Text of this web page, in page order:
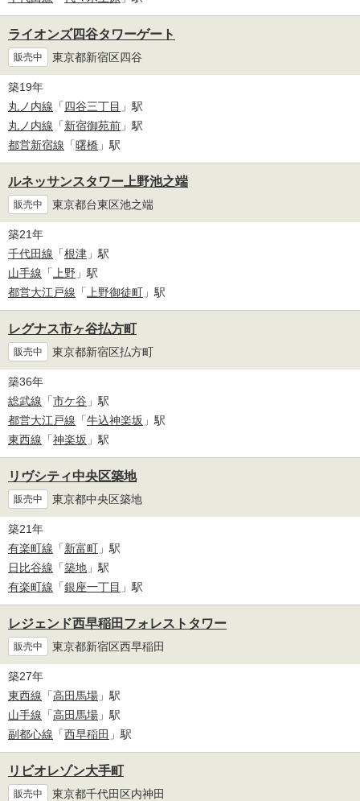
ライオンズ四谷タワーゲート
販売中 東京都新宿区四谷
築19年
丸ノ内線 「四谷三丁目 」駅
丸ノ内線 「新宿御苑前 」駅
都営新宿線 「曙橋 」駅
ルネッサンスタワー上野池之端
販売中 東京都台東区池之端
築21年
千代田線 「根津 」駅
山手線 「 上野 」駅
都営大江戸線 「 上野御徒町 」駅
レグナス市ヶ谷払方町
販売中 東京都新宿区払方町
築36年
総武線 「市ケ谷 」駅
都営大江戸線 「牛込神楽坂 」駅
東西線 「神楽坂 」駅
リヴシティ中央区築地
販売中 東京都中央区築地
築21年
有楽町線 「新富町 」駅
日比谷線 「築地 」駅
有楽町線 「銀座一丁目 」駅
レジェンド西早稲田フォレストタワー
販売中 東京都新宿区西早稲田
築27年
東西線 「高田馬場 」駅
山手線 「高田馬場 」駅
副都心線 「西早稲田 」駅
リビオレゾン大手町
販売中 東京都千代田区内神田